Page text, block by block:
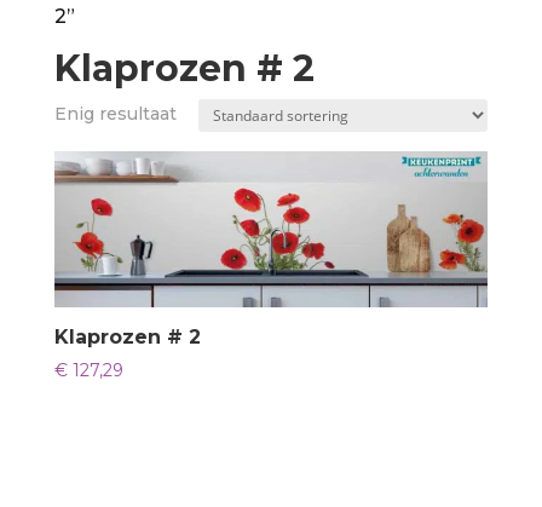
2”
Klaprozen # 2
Enig resultaat
Klaprozen # 2
€127,29